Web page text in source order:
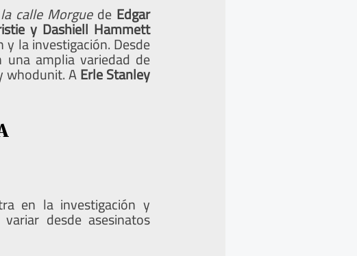
calle Morguede Edgar
y Dashiell Hammett
la investigación. Desde
amplia variedad de
whodunit. AErle Stanley
en la investigación y
desde asesinatos